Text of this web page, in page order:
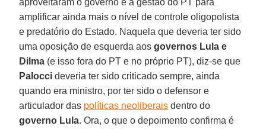
amplificar ainda mais o nível de controle oligopolista
e predatório do Estado. Naquela que deveria ter sido
uma oposição de esquerda aosgovernos Lula e
Dilma (e isso fora do PT e no próprio PT), diz-se que
Palocci deveria ter sido criticado sempre, ainda
quando era ministro, por ter sido o defensor e
articulador das políticas neoliberais dentro do
governo Lula. Ora, o que o depoimento confirma é